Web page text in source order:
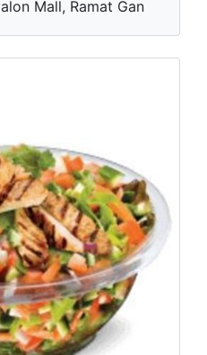
Mall, Ramat Gan